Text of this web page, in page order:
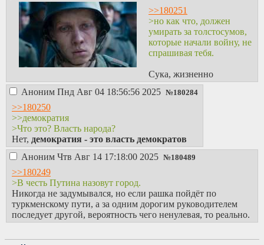
закончилась). И
второй раз — при
позднем Горбачеве/
раннем Ельцине.
Все.
>>180251
>но как что, должен
умирать за толстосумов,
которые начали войну, не
спрашивая тебя.
Сука, жизненно
Аноним Пнд Авг 04 18:56:56 2025 №180284
>>180250
>>демократия
>Что это? Власть народа?
Нет, демократия - это власть демократов
Аноним Чтв Авг 14 17:18:00 2025 №180489
>>180249
>В честь Путина назовут город.
Никогда не задумывался, но если рашка пойдёт по
туркменскому пути, а за одним дорогим руководителем
последует другой, вероятность чего ненулевая, то реально.